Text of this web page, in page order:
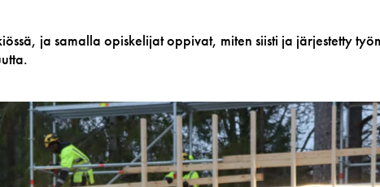
ja samalla opiskelijat oppivat, miten siisti ja järjestetty